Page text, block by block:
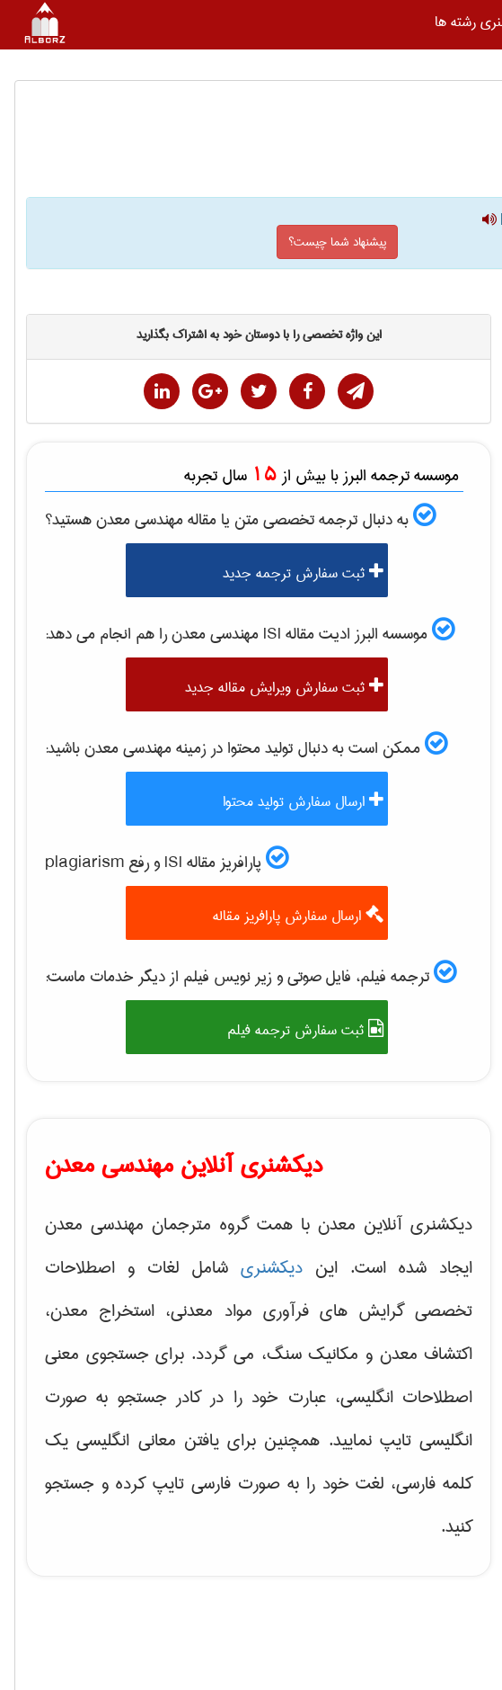
رشته ها
پیشنهاد شما چیست؟
این واژه تخصصی را با دوستان خود به اشتراک بگذارید
موسسه ترجمه البرز با بیش از 15 سال تجربه
به دنبال ترجمه تخصصی متن یا مقالهمهندسی معدنهستید؟
ثبت سفارش ترجمه جدید
موسسه البرز ادیت مقاله ISI مهندسی معدنرا هم انجام می دهد:
ثبت سفارش ویرایش مقاله جدید
ممکن است به دنبال تولید محتوا در زمینهمهندسی معدنباشید:
ارسال سفارش تولید محتوا
پارافریز مقاله ISI و رفع plagiarism
ارسال سفارش پارافریز مقاله
ترجمه فیلم، فایل صوتی و زیر نویس فیلم از دیگر خدمات ماست:
ثبت سفارش ترجمه فیلم
دیکشنری آنلاین مهندسی معدن
دیکشنری آنلاین معدن با همت گروه مترجمان مهندسی معدن
ایجاد شده است. ایندیکشنریشامل لغات و اصطلاحات
تخصصی گرایش های فرآوری مواد معدنی، استخراج معدن،
اکتشاف معدن و مکانیک سنگ، می گردد. برای جستجوی معنی
اصطلاحات انگلیسی، عبارت خود را در کادر جستجو به صورت
انگلیسی تایپ نمایید. همچنین برای یافتن معانی انگلیسی یک
کلمه فارسی، لغت خود را به صورت فارسی تایپ کرده و جستجو
کنید.